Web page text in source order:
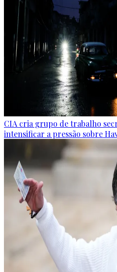
CIA cria grupo de trabalho
intensificar a pressão sobre